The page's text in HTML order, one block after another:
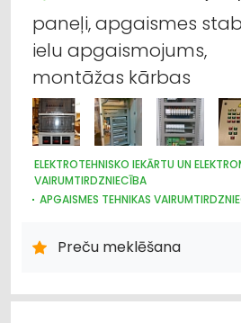
paneļi, apgaismes
ielu apgaismojums,
montāžas kārbas
ELEKTROTEHNISKO IEKĀRTU UN
VAIRUMTIRDZNIECĪBA
APGAISMES TEHNIKAS
TIRDZNIECĪBA
Preču meklēšana